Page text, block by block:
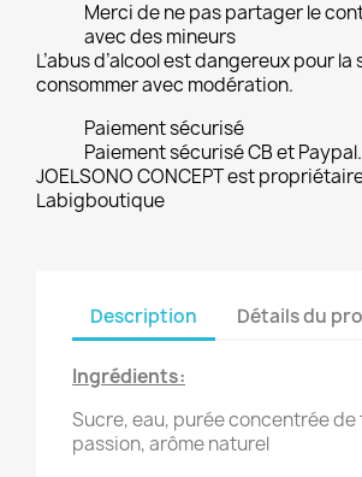
Merci de ne pas partager le
avec des mineurs
L’abus d’alcool est dangereux pour la
consommer avec modération.
Paiement sécurisé
Paiement sécurisé CB et
JOELSONO CONCEPT est
Labigboutique
Description Détails du
Ingrédients:
Sucre, eau, purée concentrée de
passion, arôme naturel